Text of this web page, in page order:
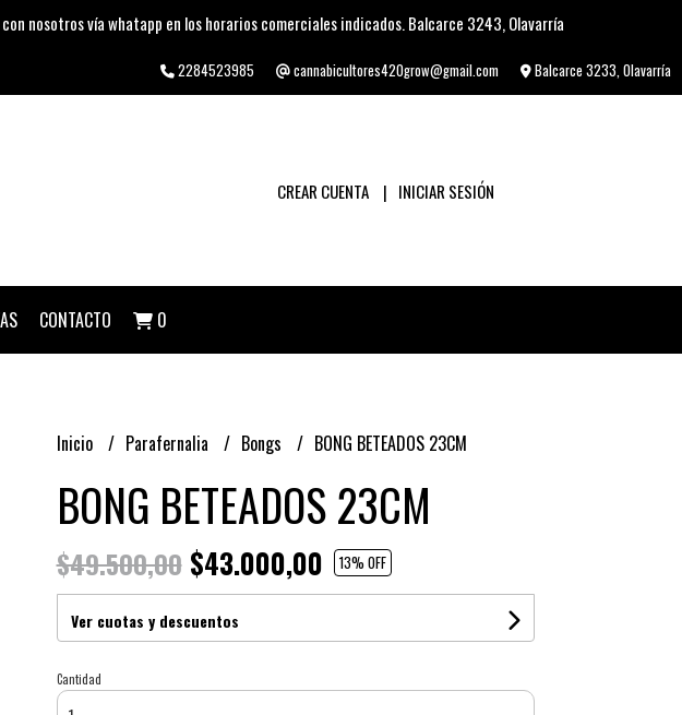
nosotros vía whatapp en los horarios comerciales indicados. Balcarce 3243, Olavarría
2284523985 cannabicultores420grow@gmail.com Balcarce 3233, Olavarría
CREAR CUENTA INICIAR SESIÓN
CONTACTO 0
Inicio Parafernalia Bongs BONG BETEADOS 23CM
BONG BETEADOS 23CM
$49.500,00$43.000,00 13% OFF
Ver cuotas y descuentos
Cantidad